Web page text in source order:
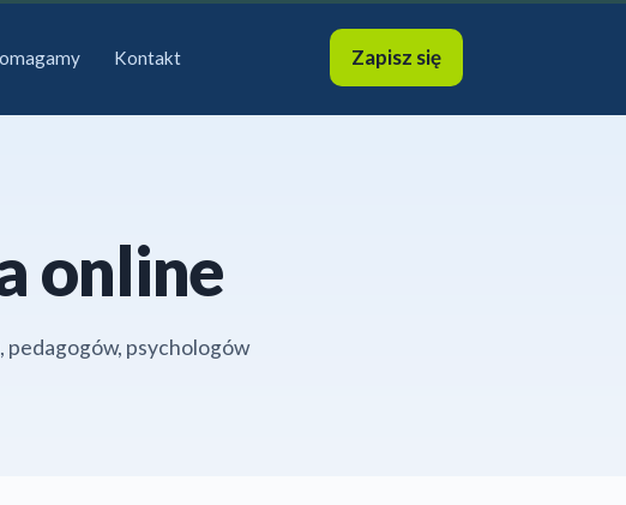
Kontakt Zapisz się
online
pedagogów, psychologów